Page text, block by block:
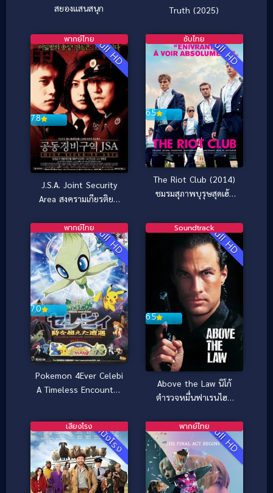
สยองแสนสนุก
Truth (2025)
Full HD
7.8
พากย์ไทย
J.S.A. Joint Security
Area สงครามเกียรติยศ
(2000)
Full HD
6.5
ซับไทย
The Riot Club (2014)
ชมรมสุภาพบุรุษสุดเฮ้ว
Full HD
7.0
พากย์ไทย
Pokemon 4Ever Celebi
A Timeless Encounter
เลบี
Full HD
6.5
Soundtrack
Above the Law นิโก้
ตำรวจหมื่นฟาเรนไฮต์
หนังโรง
เสียงโรง Full HD
พากย์ไทย